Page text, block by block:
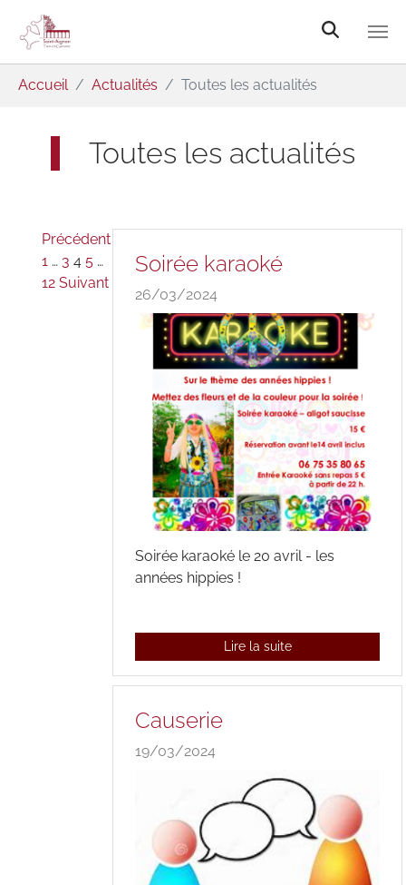
Accueil Actualités Toutes les actualités
Toutes les actualités
Précédent
1 … 3 4 5 …
12 Suivant
Soirée karaoké
26/03/2024
Soirée karaoké le 20 avril - les
années hippies !
Lire la suite
Causerie
19/03/2024